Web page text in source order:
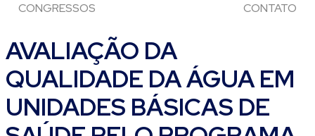
CONGRESSOS CONTATO
AVALIAÇÃO DA
QUALIDADE DA ÁGUA EM
UNIDADES BÁSICAS DE